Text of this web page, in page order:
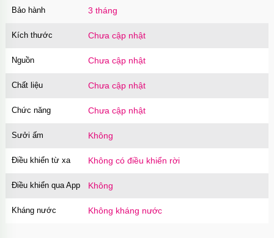
Bảo hành 3 tháng
Kích thước Chưa cập nhật
Nguồn Chưa cập nhật
Chất liệu Chưa cập nhật
Chức năng Chưa cập nhật
Sưởi ấm Không
Điều khiển từ xa Không có điều khiển rời
Điều khiển qua App Không
Kháng nước Không kháng nước